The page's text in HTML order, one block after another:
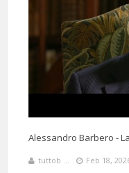
Alessandro Barbero -
tuttob ... Feb 18,